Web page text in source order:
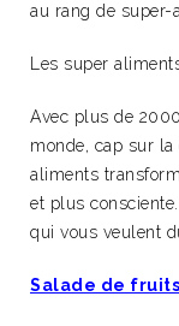
au rang de super-
Les super
Avec plus de
monde, cap sur
aliments
et plus
qui vous veulent
Salade de